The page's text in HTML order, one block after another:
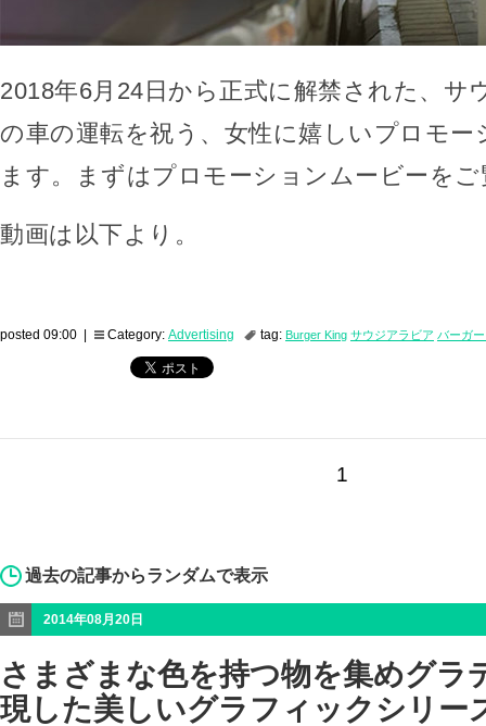
2018年6月24日から正式に解禁された、サ
の車の運転を祝う、女性に嬉しいプロモ
ます。まずはプロモーションムービーを
動画は以下より。
posted 09:00 | Category: Advertising tag: Burger King サウジアラビア バーガ
1
過去の記事からランダムで表示
2014年08月20日
さまざまな色を持つ物を集めグラ
現した美しいグラフィックシリー